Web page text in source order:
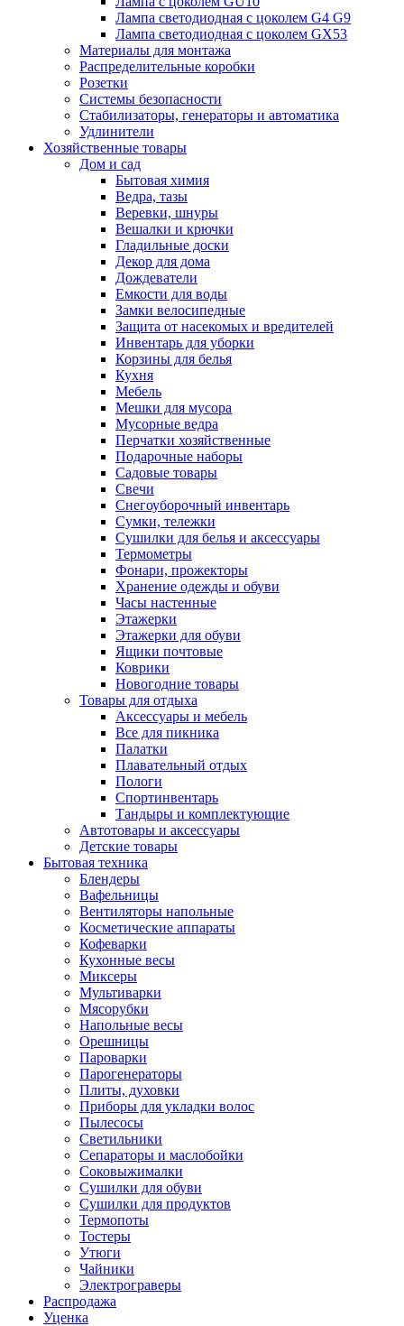
Лампа светодиодная с цоколем G4 G9
Лампа светодиодная с цоколем GX53
Материалы для монтажа
Распределительные коробки
Розетки
Системы безопасности
Стабилизаторы, генераторы и автоматика
Удлинители
Хозяйственные товары
Дом и сад
Бытовая химия
Ведра, тазы
Веревки, шнуры
Вешалки и крючки
Гладильные доски
Декор для дома
Дождеватели
Емкости для воды
Замки велосипедные
Защита от насекомых и вредителей
Инвентарь для уборки
Корзины для белья
Кухня
Мебель
Мешки для мусора
Мусорные ведра
Перчатки хозяйственные
Подарочные наборы
Садовые товары
Свечи
Снегоуборочный инвентарь
Сумки, тележки
Сушилки для белья и аксессуары
Термометры
Фонари, прожекторы
Хранение одежды и обуви
Часы настенные
Этажерки
Этажерки для обуви
Ящики почтовые
Коврики
Новогодние товары
Товары для отдыха
Аксессуары и мебель
Все для пикника
Палатки
Плавательный отдых
Пологи
Спортинвентарь
Тандыры и комплектующие
Автотовары и аксессуары
Детские товары
Бытовая техника
Блендеры
Вафельницы
Вентиляторы напольные
Косметические аппараты
Кофеварки
Кухонные весы
Миксеры
Мультиварки
Мясорубки
Напольные весы
Орешницы
Пароварки
Парогенераторы
Плиты, духовки
Приборы для укладки волос
Пылесосы
Светильники
Сепараторы и маслобойки
Соковыжималки
Сушилки для обуви
Сушилки для продуктов
Термопоты
Тостеры
Утюги
Чайники
Электрограверы
Распродажа
Уценка